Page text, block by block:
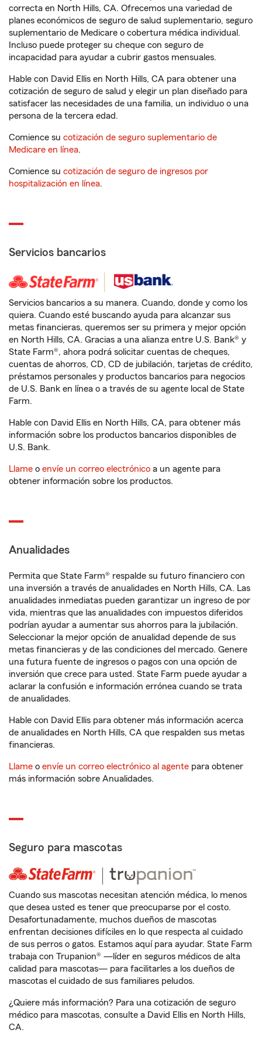
correcta en North Hills, CA. Ofrecemos una variedad de
planes económicos de seguro de salud suplementario, seguro
suplementario de Medicare o cobertura médica individual.
Incluso puede proteger su cheque con seguro de
incapacidad para ayudar a cubrir gastos mensuales.
Hable con David Ellis en North Hills, CA para obtener una
cotización de seguro de salud y elegir un plan diseñado para
satisfacer las necesidades de una familia, un individuo o una
persona de la tercera edad.
Comience su cotización de seguro suplementario de
Medicare en línea.
Comience su cotización de seguro de ingresos por
hospitalización en línea.
Servicios bancarios
Servicios bancarios a su manera. Cuando, donde y como los
quiera. Cuando esté buscando ayuda para alcanzar sus
metas financieras, queremos ser su primera y mejor opción
en North Hills, CA. Gracias a una alianza entre U.S. Bank® y
State Farm®, ahora podrá solicitar cuentas de cheques,
cuentas de ahorros, CD, CD de jubilación, tarjetas de crédito,
préstamos personales y productos bancarios para negocios
de U.S. Bank en línea o a través de su agente local de State
Farm.
Hable con David Ellis en North Hills, CA, para obtener más
información sobre los productos bancarios disponibles de
U.S. Bank.
Llame o envíe un correo electrónico a un agente para
obtener información sobre los productos.
Anualidades
Permita que State Farm® respalde su futuro financiero con
una inversión a través de anualidades en North Hills, CA. Las
anualidades inmediatas pueden garantizar un ingreso de por
vida, mientras que las anualidades con impuestos diferidos
podrían ayudar a aumentar sus ahorros para la jubilación.
Seleccionar la mejor opción de anualidad depende de sus
metas financieras y de las condiciones del mercado. Genere
una futura fuente de ingresos o pagos con una opción de
inversión que crece para usted. State Farm puede ayudar a
aclarar la confusión e información errónea cuando se trata
de anualidades.
Hable con David Ellis para obtener más información acerca
de anualidades en North Hills, CA que respalden sus metas
financieras.
Llame o envíe un correo electrónico al agente para obtener
más información sobre Anualidades.
Seguro para mascotas
Cuando sus mascotas necesitan atención médica, lo menos
que desea usted es tener que preocuparse por el costo.
Desafortunadamente, muchos dueños de mascotas
enfrentan decisiones difíciles en lo que respecta al cuidado
de sus perros o gatos. Estamos aquí para ayudar. State Farm
trabaja con Trupanion® —líder en seguros médicos de alta
calidad para mascotas— para facilitarles a los dueños de
mascotas el cuidado de sus familiares peludos.
¿Quiere más información? Para una cotización de seguro
médico para mascotas, consulte a David Ellis en North Hills,
CA.